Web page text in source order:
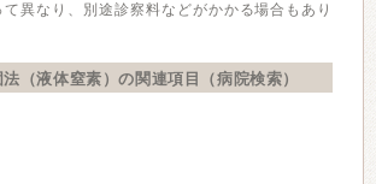
異なり、別途診察料などがかかる場合もあり
（液体窒素）の関連項目（病院検索）